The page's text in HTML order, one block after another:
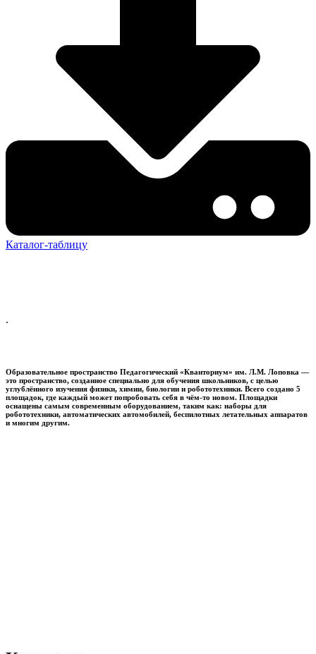
Каталог-таблицу
.
Образовательное пространство Педагогический «Кванториум» им. Л.М. Лоповка —
это пространство, созданное специально для обучения школьников, с целью
углублённого изучения физики, химии, биологии и робототехники. Всего создано 5
площадок, где каждый может попробовать себя в чём-то новом. Площадки
оснащены самым современным оборудованием, таким как: наборы для
робототехники, автоматических автомобилей, беспилотных летательных аппаратов
и многим другим.